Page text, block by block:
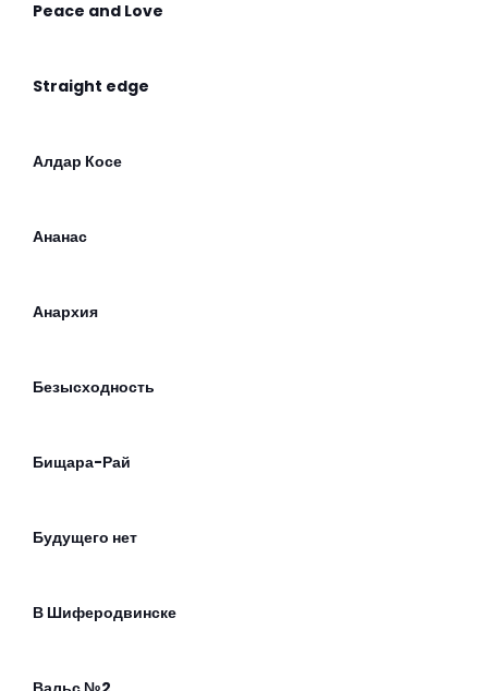
Peace and Love
Straight edge
Алдар Косе
Ананас
Анархия
Безысходность
Бищара-Рай
Будущего нет
В Шиферодвинске